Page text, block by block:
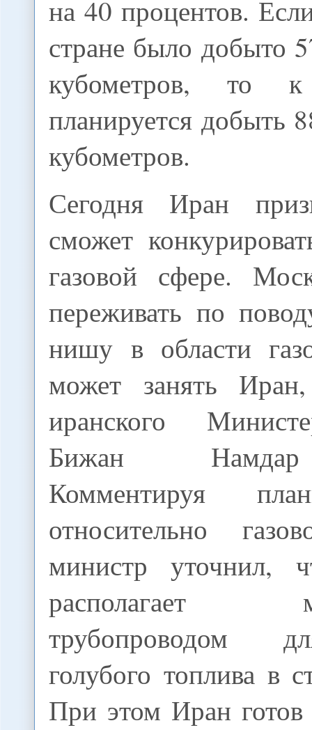
на 40 процентов.
стране было добыто
кубометров, то
планируется добыть
кубометров.
Сегодня Иран
сможет
газовой сфере.
переживать по
нишу в области
может занять Иран,
иранского
Бижан
Комментируя
относительно
министр уточнил,
располагает
трубопроводом
голубого топлива в
При этом Иран готов